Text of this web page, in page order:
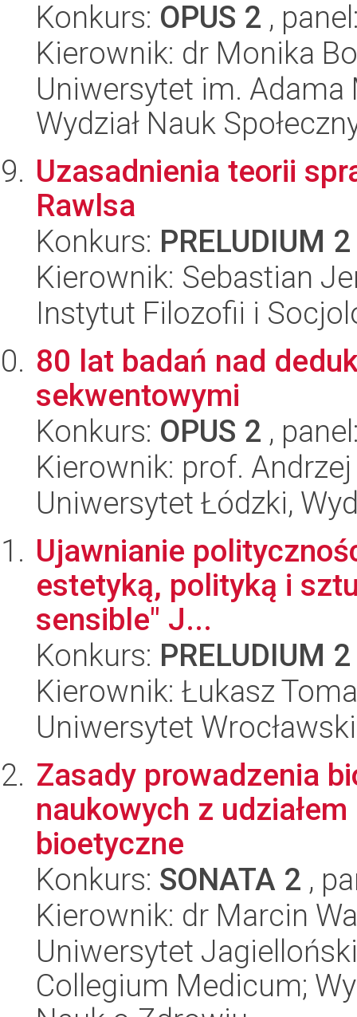
Konkurs: OPUS 2 ,
Kierownik: dr Monika
Uniwersytet im.
Wydział Nauk
Uzasadnienia teorii
Rawlsa
Konkurs: PRELUDIUM 2
Kierownik: Sebastian
Instytut Filozofii i
80 lat badań nad
sekwentowymi
Konkurs: OPUS 2 ,
Kierownik: prof.
Uniwersytet Łódzki,
Ujawnianie
estetyką, polityką i
sensible" J...
Konkurs: PRELUDIUM 2
Kierownik: Łukasz
Uniwersytet
Zasady prowadzenia
naukowych z
bioetyczne
Konkurs: SONATA 2 ,
Kierownik: dr Marcin
Uniwersytet
Collegium Medicum;